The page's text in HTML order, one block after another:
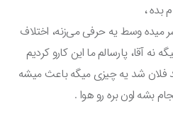
،
میده وسط یه حرفی می‌زنه، اختلاف
آقا، پارسالم ما این کارو کردیم
شد یه چیزی میگه باعث میشه
بشه اون بره رو هوا .